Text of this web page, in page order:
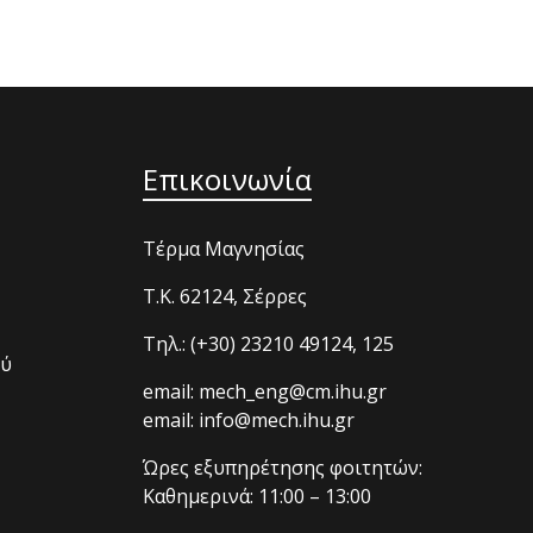
Επικοινωνία
Τέρμα Μαγνησίας
T.K. 62124, Σέρρες
Τηλ.: (+30) 23210 49124, 125
email: mech_eng@cm.ihu.gr
email: info@mech.ihu.gr
Ώρες εξυπηρέτησης φοιτητών:
Καθημερινά: 11:00 – 13:00